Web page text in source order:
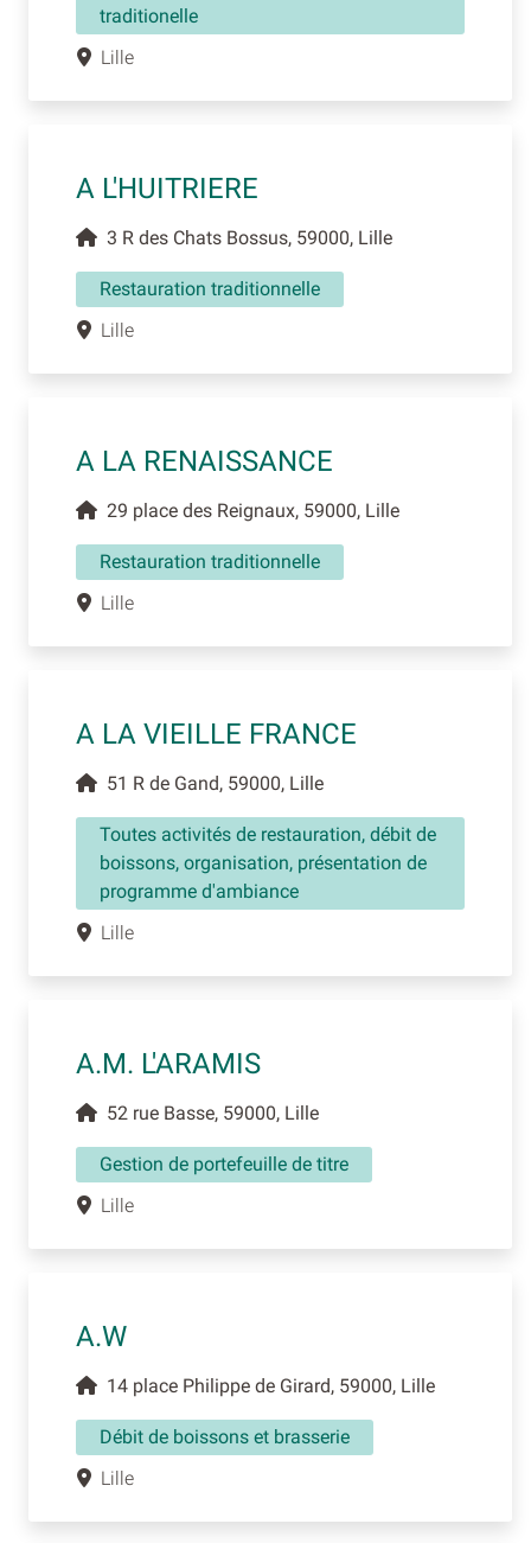
traditionelle
Lille
A L'HUITRIERE
3 R des Chats Bossus, 59000, Lille
Restauration traditionnelle
Lille
A LA RENAISSANCE
29 place des Reignaux, 59000, Lille
Restauration traditionnelle
Lille
A LA VIEILLE FRANCE
51 R de Gand, 59000, Lille
Toutes activités de restauration, débit de
boissons, organisation, présentation de
programme d'ambiance
Lille
A.M. L'ARAMIS
52 rue Basse, 59000, Lille
Gestion de portefeuille de titre
Lille
A.W
14 place Philippe de Girard, 59000, Lille
Débit de boissons et brasserie
Lille